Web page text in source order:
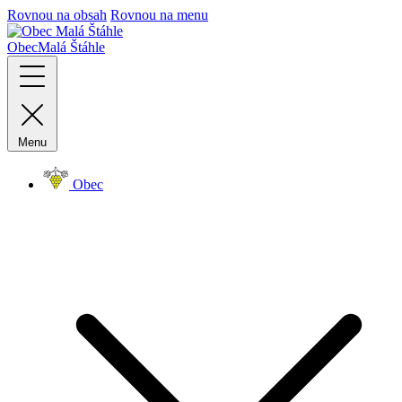
Rovnou na obsah Rovnou na menu
ObecMalá Štáhle
Menu
Obec